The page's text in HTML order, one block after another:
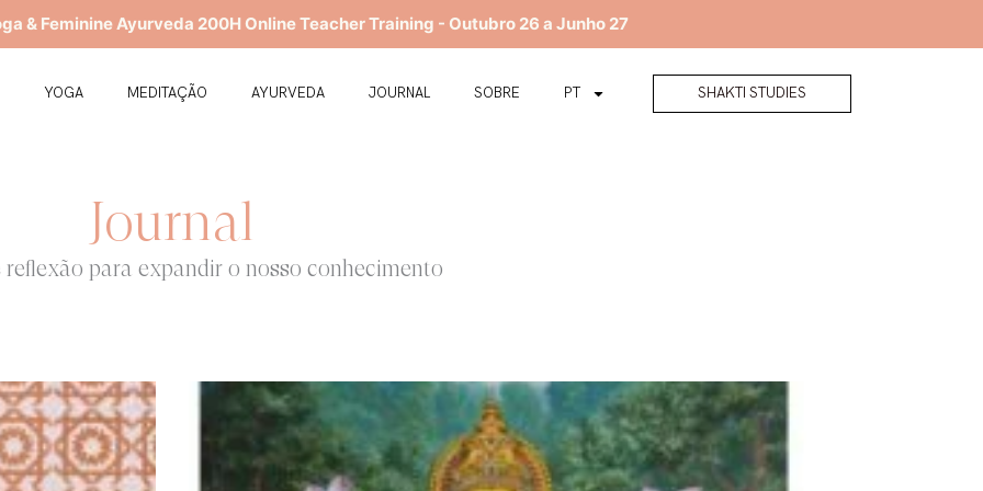
& Feminine Ayurveda 200H Online Teacher Training - Outubro 26 a Junho 27
YOGA MEDITAÇÃO AYURVEDA JOURNAL SOBRE PT SHAKTI STUDIES
Journal
para expandir o nosso conhecimento